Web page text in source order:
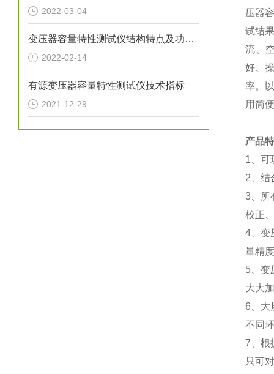
2022-03-04
变压器容量特性测试仪结构特点及功能说明
2022-02-14
有源变压器容量特性测试仪技术指标
2021-12-29
压器
试结
流、
好、
率。
用简
产品
1、可
2、结
3、所
校正
4、变
量精
5、变
大大
6、大
不同
7、根
只可